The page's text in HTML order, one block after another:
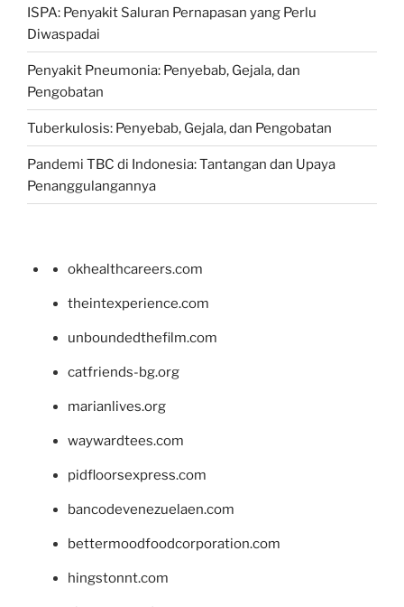
ISPA: Penyakit Saluran Pernapasan yang Perlu
Diwaspadai
Penyakit Pneumonia: Penyebab, Gejala, dan
Pengobatan
Tuberkulosis: Penyebab, Gejala, dan Pengobatan
Pandemi TBC di Indonesia: Tantangan dan Upaya
Penanggulangannya
okhealthcareers.com
theintexperience.com
unboundedthefilm.com
catfriends-bg.org
marianlives.org
waywardtees.com
pidfloorsexpress.com
bancodevenezuelaen.com
bettermoodfoodcorporation.com
hingstonnt.com